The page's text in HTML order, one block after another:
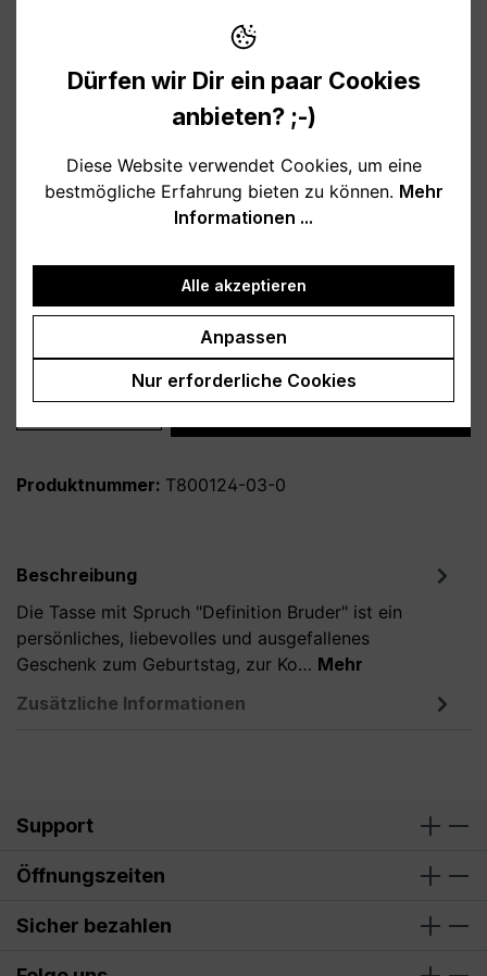
Preise inkl. MwSt. zzgl. Versandkosten
Verfügbar, Lieferzeit: 1-3 Tage
weiß
schwarz hellblau
rosa
türkis grau
dunkelblau
lila
Varianteauswählen
ohne Personalisierung
Produkt Anzahl: Gib den gewünschten
Produktnummer: T800124-03-0
Beschreibung
Die Tasse mit Spruch "Definition Bruder" ist ein
persönliches, liebevolles und ausgefallenes
Geschenk zum Geburtstag, zur Ko… Mehr
Zusätzliche Informationen
Support
Öffnungszeiten
Sicher bezahlen
Dürfen wir Dir ein paar Cookies
anbieten? ;-)
Diese Website verwendet Cookies, um eine
bestmögliche Erfahrung bieten zu können. Mehr
Informationen ...
Alle akzeptieren
Anpassen
Nur erforderliche Cookies